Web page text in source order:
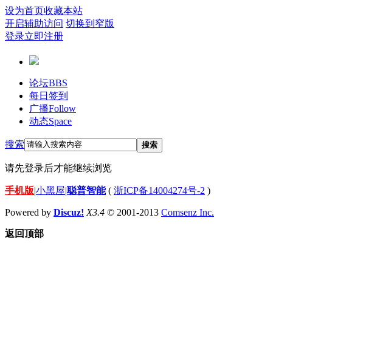
设为首页收藏本站
开启辅助访问 切换到窄版
登录立即注册
论坛BBS
每日签到
广播Follow
动态Space
搜索 搜索
请先登录后才能继续浏览
手机版|小黑屋|聪普智能( 浙ICP备14004274号-2 )
Powered by Discuz! X3.4 © 2001-2013 Comsenz Inc.
返回顶部